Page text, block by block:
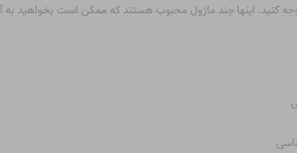
کنید. اینها چند ماژول محبوب هستند که ممکن است بخواهید به